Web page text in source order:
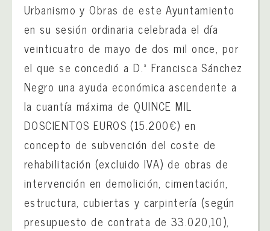
Urbanismo y Obras de este Ayuntamiento
en su sesión ordinaria celebrada el día
veinticuatro de mayo de dos mil once, por
el que se concedió a D.ª Francisca Sánchez
Negro una ayuda económica ascendente a
la cuantía máxima de QUINCE MIL
DOSCIENTOS EUROS (15.200€) en
concepto de subvención del coste de
rehabilitación (excluido IVA) de obras de
intervención en demolición, cimentación,
estructura, cubiertas y carpintería (según
presupuesto de contrata de 33.020,10),